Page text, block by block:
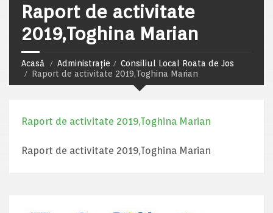
Raport de activitate
2019,Toghina Marian
Acasă Administrație
Consiliul Local Roata de Jos
Raport de activitate 2019,Toghina Marian
Raport de activitate 2019,Toghina Marian
Raport de activitate 2019,Toghina Marian